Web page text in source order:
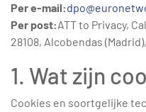
Per e-mail:
Per post:ATT to Privacy,
28108, Alcobendas
1. Wat zijn
Cookies en soortgelijke